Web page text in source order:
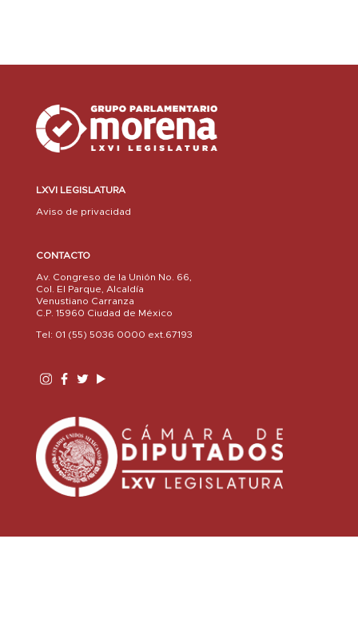
LXVI LEGISLATURA
Aviso de privacidad
CONTACTO
Av. Congreso de la Unión No. 66,
Col. El Parque, Alcaldía
Venustiano Carranza
C.P. 15960 Ciudad de México
Tel: 01 (55) 5036 0000 ext.67193